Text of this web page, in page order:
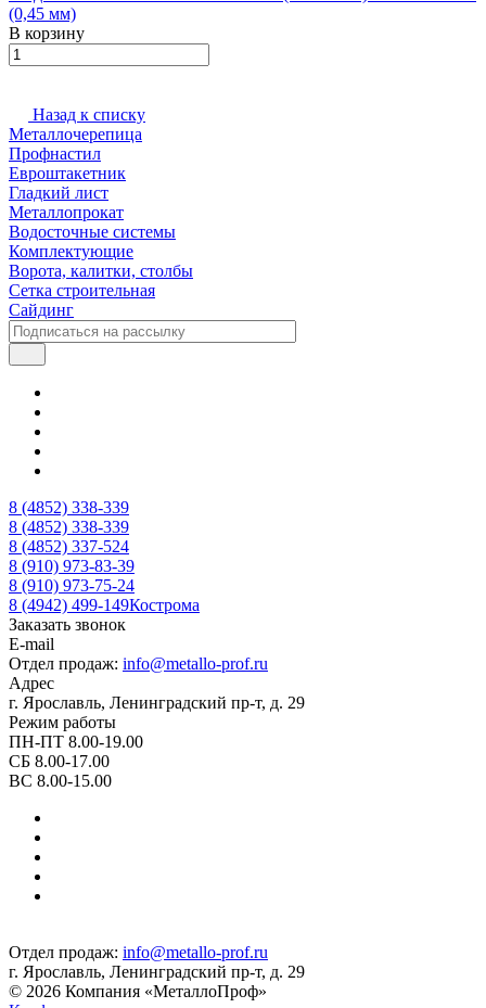
(0,45 мм)
В корзину
Назад к списку
Металлочерепица
Профнастил
Евроштакетник
Гладкий лист
Металлопрокат
Водосточные системы
Комплектующие
Ворота, калитки, столбы
Сетка строительная
Сайдинг
8 (4852) 338-339
8 (4852) 338-339
8 (4852) 337-524
8 (910) 973-83-39
8 (910) 973-75-24
8 (4942) 499-149Кострома
Заказать звонок
E-mail
Отдел продаж: info@metallo-prof.ru
Адрес
г. Ярославль, Ленинградский пр-т, д. 29
Режим работы
ПН-ПТ 8.00-19.00
СБ 8.00-17.00
ВС 8.00-15.00
Отдел продаж: info@metallo-prof.ru
г. Ярославль, Ленинградский пр-т, д. 29
© 2026 Компания «МеталлоПроф»